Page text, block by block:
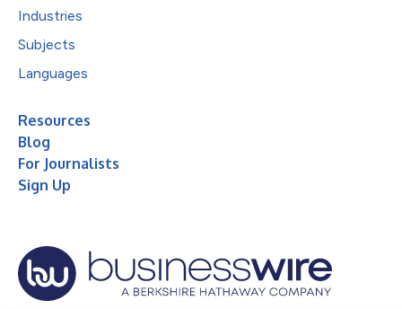
Industries
Subjects
Languages
Resources
Blog
For Journalists
Sign Up